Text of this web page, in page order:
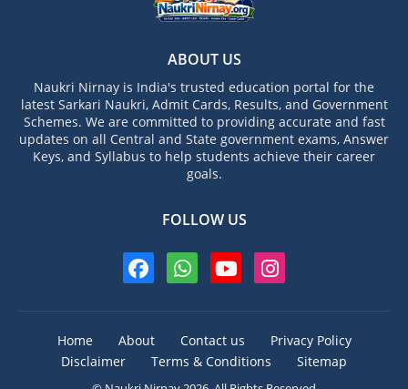
ABOUT US
Naukri Nirnay is India's trusted education portal for the
latest Sarkari Naukri, Admit Cards, Results, and Government
Schemes. We are committed to providing accurate and fast
updates on all Central and State government exams, Answer
Keys, and Syllabus to help students achieve their career
goals.
FOLLOW US
Home About Contact us
Privacy Policy
Disclaimer
Terms & Conditions Sitemap